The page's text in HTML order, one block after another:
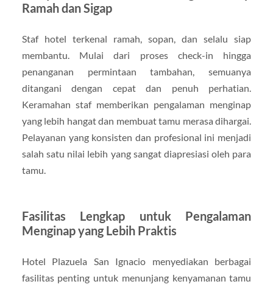
Ramah dan Sigap
Staf hotel terkenal ramah, sopan, dan selalu siap
membantu. Mulai dari proses check-in hingga
penanganan permintaan tambahan, semuanya
ditangani dengan cepat dan penuh perhatian.
Keramahan staf memberikan pengalaman menginap
yang lebih hangat dan membuat tamu merasa dihargai.
Pelayanan yang konsisten dan profesional ini menjadi
salah satu nilai lebih yang sangat diapresiasi oleh para
tamu.
Fasilitas Lengkap untuk Pengalaman
Menginap yang Lebih Praktis
Hotel Plazuela San Ignacio menyediakan berbagai
fasilitas penting untuk menunjang kenyamanan tamu